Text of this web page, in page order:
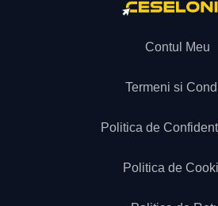
Contul Meu
Termeni si
Politica de
Politica de